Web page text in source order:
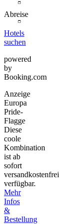
Abreise
Hotels
suchen
powered
by
Booking.com
Anzeige
Europa
Pride-
Flagge
Diese
coole
Kombination
ist ab
sofort
versandkostenfrei
verfügbar.
Mehr
Infos
&
Bestellung